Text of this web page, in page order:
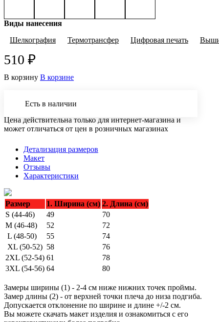
Виды нанесения
Шелкография
Термотрансфер Цифровая печать
510 ₽
В корзину В корзине
Есть в наличии
Цена действительна только для интернет-магазина и
может отличаться от цен в розничных магазинах
Детализация размеров
Макет
Отзывы
Характеристики
Размер 1. Ширина (см) 2. Длина (см)
S (44-46)
49
70
M (46-48)
52
72
L (48-50)
55
74
XL (50-52) 58
76
2XL (52-54) 61
78
3XL (54-56) 64 80
Замеры ширины (1) - 2-4 см ниже нижних точек проймы.
Замер длины (2) - от верхней точки плеча до низа подгиба.
Допускается отклонение по ширине и длине +/-2 см.
Вы можете скачать макет изделия и ознакомиться с его